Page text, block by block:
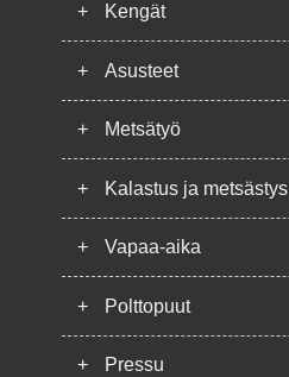
+ Kengät
+ Asusteet
+ Metsätyö
+ Kalastus ja metsästys
+ Vapaa-aika
+ Polttopuut
+ Pressu